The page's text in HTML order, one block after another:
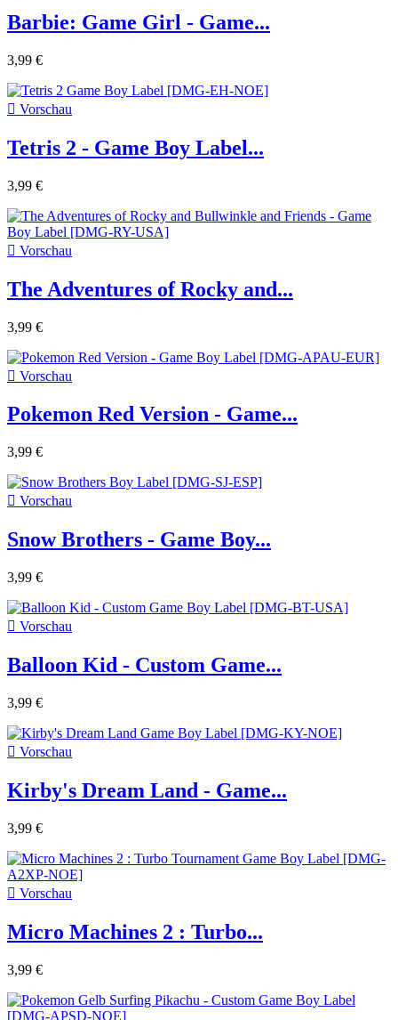
Barbie: Game Girl - Game...
3,99 €
 Vorschau
Tetris 2 - Game Boy Label...
3,99 €
 Vorschau
The Adventures of Rocky and...
3,99 €
 Vorschau
Pokemon Red Version - Game...
3,99 €
 Vorschau
Snow Brothers - Game Boy...
3,99 €
 Vorschau
Balloon Kid - Custom Game...
3,99 €
 Vorschau
Kirby's Dream Land - Game...
3,99 €
 Vorschau
Micro Machines 2 : Turbo...
3,99 €